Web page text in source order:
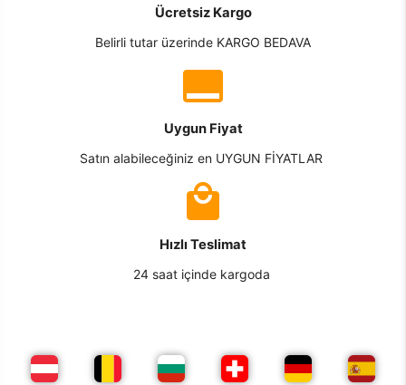
Ücretsiz Kargo
Belirli tutar üzerinde KARGO BEDAVA
Uygun Fiyat
Satın alabileceğiniz en UYGUN FİYATLAR
Hızlı Teslimat
24 saat içinde kargoda